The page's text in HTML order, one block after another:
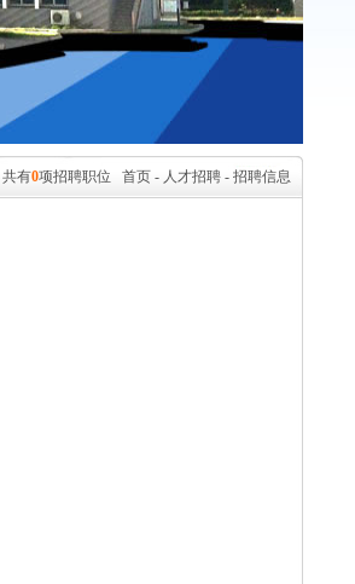
共有0项招聘职位 首页 - 人才招聘 - 招聘信息